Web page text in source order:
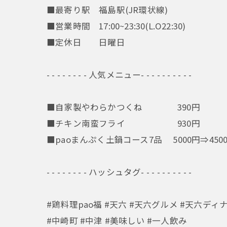
■最寄り駅 福島駅(JR環状線)
■営業時間 17:00~23:30(L.O22:30)
■定休日 日曜日
- - - - - - - - 人気メニュー- - - - - - - - - -
■自家製やわらかつくね 390円
■チキン南蛮フライ 930円
■paoまんぷく土鍋コース7品 5000円
- - - - - - - - ハッシュタグ- - - - - - - - - -
#鶏料理pao福 #天六 #天六グルメ #天六ディ
#中崎町 #中津 #美味しい #一人飲み